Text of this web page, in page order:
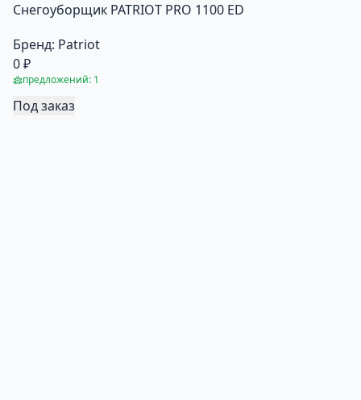
Снегоуборщик PATRIOT PRO 1100 ED
Бренд: Patriot
0 ₽
предложений: 1
Под заказ